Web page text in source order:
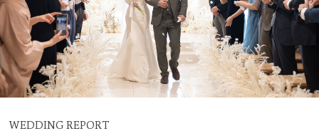
WEDDING REPORT